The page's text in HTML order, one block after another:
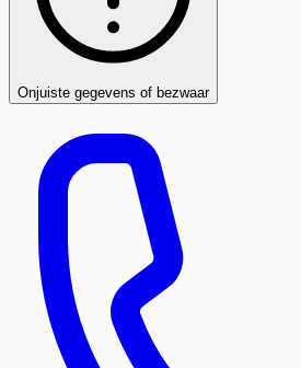
Onjuiste gegevens of bezwaar